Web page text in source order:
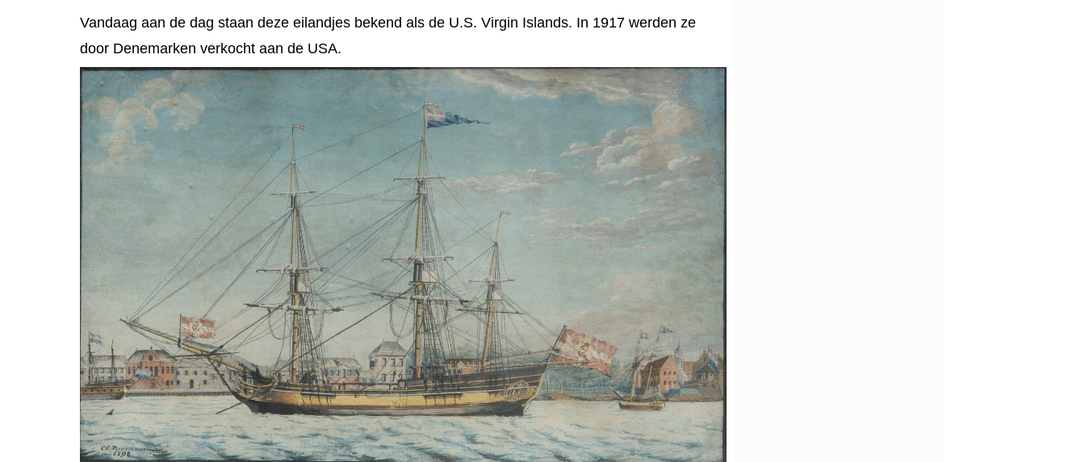
Vandaag aan de dag staan deze eilandjes bekend als de U.S. Virgin Islands. In 1917 werden ze
door Denemarken verkocht aan de USA.